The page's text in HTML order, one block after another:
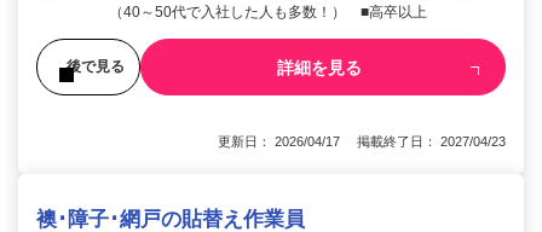
（40～50代で入社した人も多数！） ■高卒以上
後で見る 詳細を見る
更新日： 2026/04/17 掲載終了日： 2027/04/23
襖･障子･網戸の貼替え作業員